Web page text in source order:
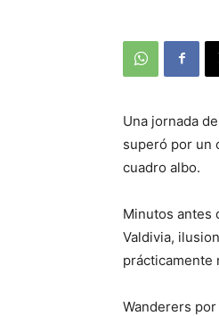
Una jornada
superó por un
cuadro albo.
Minutos antes
Valdivia,
prácticamente
Wanderers